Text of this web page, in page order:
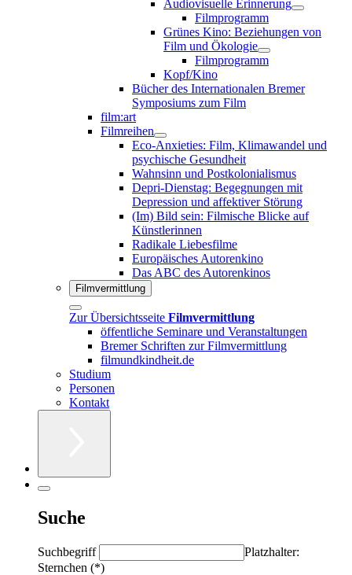
Audiovisuelle Erinnerung
Filmprogramm
Grünes Kino: Beziehungen von
Film und Ökologie
Filmprogramm
Kopf/Kino
Bücher des Internationalen Bremer
Symposiums zum Film
film:art
Filmreihen
Eco-Anxieties: Film, Klimawandel und
psychische Gesundheit
Wahnsinn und Postkolonialismus
Depri-Dienstag: Begegnungen mit
Depression und affektiver Störung
(Im) Bild sein: Filmische Blicke auf
Künstlerinnen
Radikale Liebesfilme
Europäisches Autorenkino
Das ABC des Autorenkinos
Filmvermittlung
Zur Übersichtsseite Filmvermittlung
öffentliche Seminare und Veranstaltungen
Bremer Schriften zur Filmvermittlung
filmundkindheit.de
Studium
Personen
Kontakt
Suche
Suchbegriff
Platzhalter:
Sternchen (*)